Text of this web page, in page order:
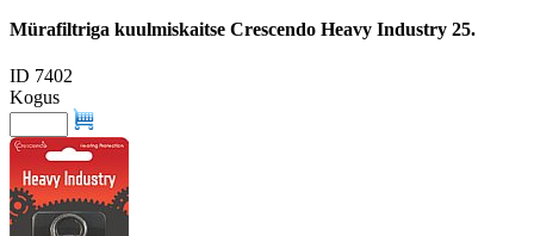
Mürafiltriga kuulmiskaitse Crescendo Heavy Industry 25.
ID 7402
Kogus